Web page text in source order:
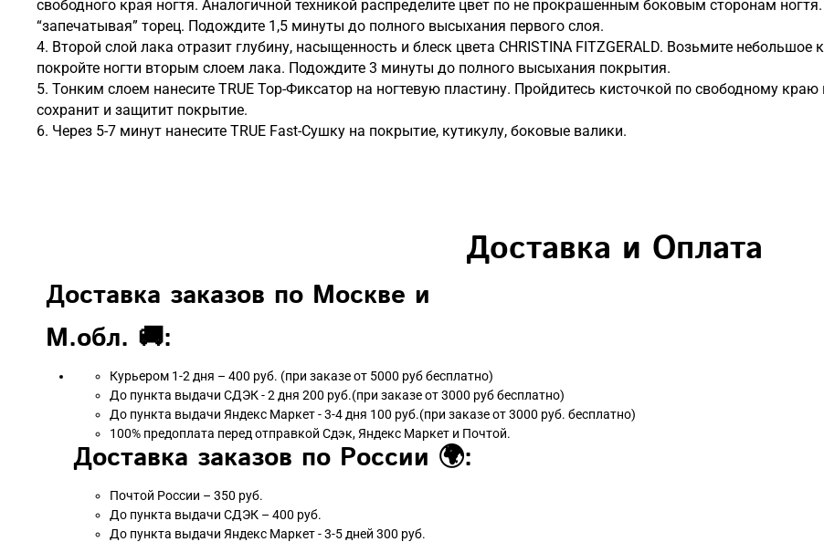
свободного края ногтя. Аналогичной техникой распределите цвет по не прокрашенным боковым сторонам
“запечатывая” торец. Подождите 1,5 минуты до полного высыхания первого слоя.
4. Второй слой лака отразит глубину, насыщенность и блеск цвета CHRISTINA FITZGERALD. Возьмите небольшое
покройте ногти вторым слоем лака. Подождите 3 минуты до полного высыхания покрытия.
5. Тонким слоем нанесите TRUE Top-Фиксатор на ногтевую пластину. Пройдитесь кисточкой по свободному краю
сохранит и защитит покрытие.
6. Через 5-7 минут нанесите TRUE Fast-Сушку на покрытие, кутикулу, боковые валики.
Доставка и Оплата
Доставка заказов по Москве и
М.обл. 🚚:
Курьером 1-2 дня – 400 руб. (при заказе от 5000 руб бесплатно)
До пункта выдачи СДЭК - 2 дня 200 руб.(при заказе от 3000 руб бесплатно)
До пункта выдачи Яндекс Маркет - 3-4 дня 100 руб.(при заказе от 3000 руб. бесплатно)
100% предоплата перед отправкой Сдэк, Яндекс Маркет и Почтой.
Доставка заказов по России 🌍:
Почтой России – 350 руб.
До пункта выдачи СДЭК – 400 руб.
До пункта выдачи Яндекс Маркет - 3-5 дней 300 руб.